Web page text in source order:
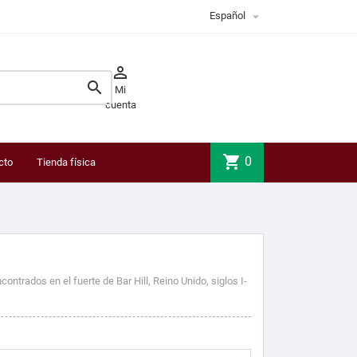
Español 


Mi
cuenta
Tienda física shopping_cart 0
en el fuerte de Bar Hill, Reino Unido, siglos I-